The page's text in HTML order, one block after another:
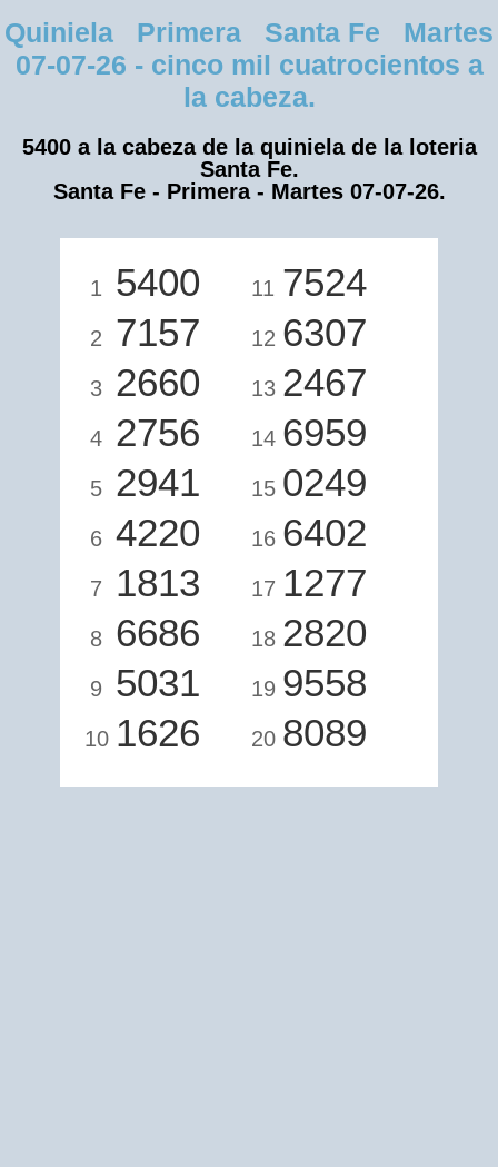
Quiniela Primera Santa Fe Martes
07-07-26 - cinco mil cuatrocientos a
la cabeza.
5400 a la cabeza de la quiniela de la loteria
Santa Fe.
Santa Fe - Primera - Martes 07-07-26.
1 5400
2 7157
3 2660
4 2756
5 2941
6 4220
7 1813
8 6686
9 5031
10 1626
11 7524
12 6307
13 2467
14 6959
15 0249
16 6402
17 1277
18 2820
19 9558
20 8089